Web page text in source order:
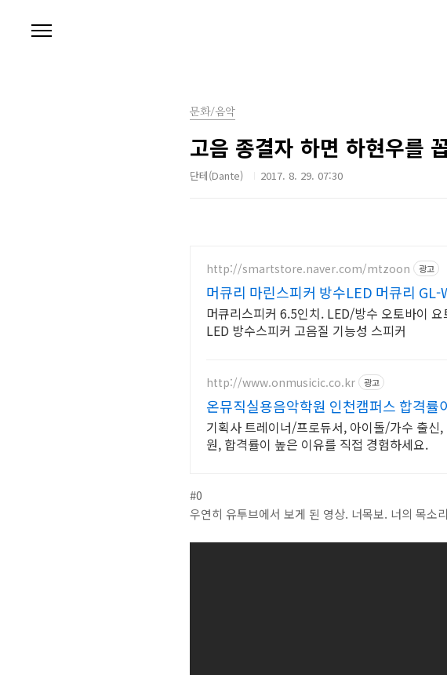
문화/음악
고음 종결자 하면 하현우를
단테(Dante) 2017. 8. 29. 07:30
http://smartstore.naver.com/mtzoon 광고
머큐리 마린스피커 방수LED 머큐리 GL-
머큐리스피커 6.5인치. LED/방수 오토바이 요트 바이크 선박 고음질 튜닝 오토바이/요트/선박/바이크
LED 방수스피커 고음질 기능성 스피커
http://www.onmusicic.co.kr 광고
온뮤직실용음악학원 인천캠퍼스 합격률
기획사 트레이너/프로듀서, 아이돌/가수 출
원, 합격률이 높은 이유를 직접 경험하세요.
#0
우연히 유투브에서 보게 된 영상. 너목보. 너의 목소